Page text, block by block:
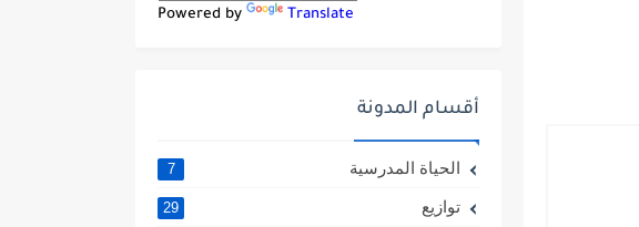
Powered by Translate
أقسام المدونة
الحياة المدرسية 7
توازيع 29